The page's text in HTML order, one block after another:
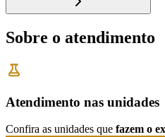
Sobre o atendimento
Atendimento nas unidades
Confira as unidades que fazem o